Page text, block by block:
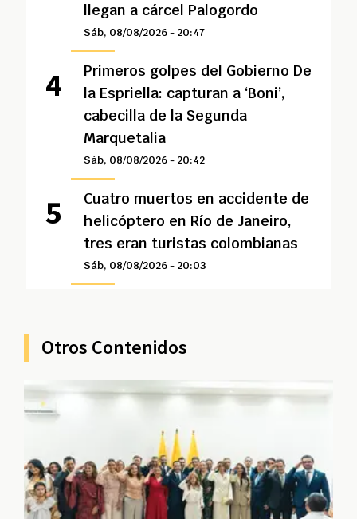
llegan a cárcel Palogordo
Sáb, 08/08/2026 - 20:47
Primeros golpes del Gobierno De
la Espriella: capturan a ‘Boni’,
cabecilla de la Segunda
Marquetalia
Sáb, 08/08/2026 - 20:42
Cuatro muertos en accidente de
helicóptero en Río de Janeiro,
tres eran turistas colombianas
Sáb, 08/08/2026 - 20:03
Otros Contenidos